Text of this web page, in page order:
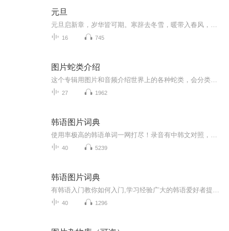
元旦
16 745
图片蛇类介绍
27 1962
韩语图片词典
40 5239
韩语图片词典
40 1296